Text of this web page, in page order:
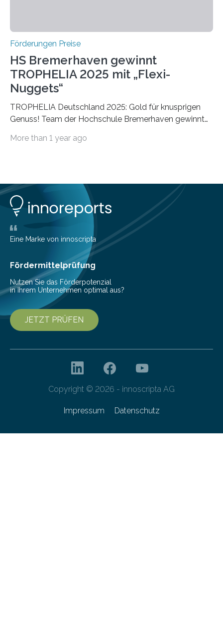
Förderungen Preise
HS Bremerhaven gewinnt
TROPHELIA 2025 mit „Flexi-
Nuggets“
TROPHELIA Deutschland 2025: Gold für knusprigen
Genuss! Team der Hochschule Bremerhaven gewinnt
ECOTROPHELIAMit der Produktidee “Flexi-Nuggets”
Studierende der Lebensmittelwissenschaften und
wurde zum 16. Mal durch den Forschungskreis der
Ernährungsindustrie e. V. (FEI) ausgerichtet. “Flexi-
Nuggets” stehen für innovative Lebensmittel, die
Nachhaltigkeit und Genuss vereinen. Sie wurden von
den Studierenden der Lebensmitteltechnologie
Franziska Diebel, Pauline Hoffmann und Yusuf Toprak
entwickelt. Mit nur…
More than 1 year ago
Eine Marke von innoscripta
Fördermittelprüfung
Nutzen Sie das Förderpotenzial
in Ihrem Unternehmen optimal aus?
JETZT PRÜFEN
Copyright © 2026 - innoscripta AG
Impressum Datenschutz